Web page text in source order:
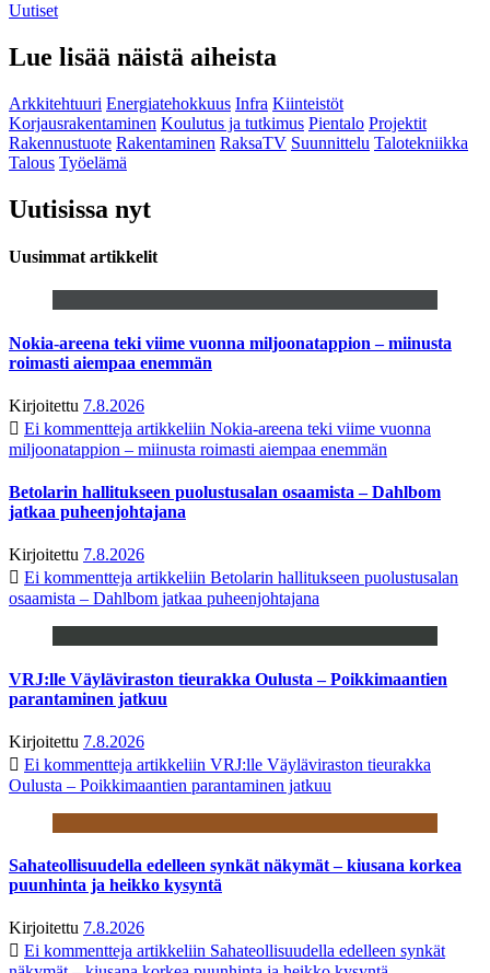
Uutiset
Lue lisää näistä aiheista
Arkkitehtuuri Energiatehokkuus Infra Kiinteistöt
Korjausrakentaminen Koulutus ja tutkimus Pientalo Projektit
Rakennustuote Rakentaminen RaksaTV Suunnittelu Talotekniikka
Talous Työelämä
Uutisissa nyt
Uusimmat artikkelit
Nokia-areena teki viime vuonna miljoonatappion – miinusta
roimasti aiempaa enemmän
Kirjoitettu 7.8.2026
Ei kommentteja artikkeliin Nokia-areena teki viime vuonna
miljoonatappion – miinusta roimasti aiempaa enemmän
Betolarin hallitukseen puolustusalan osaamista – Dahlbom
jatkaa puheenjohtajana
Kirjoitettu 7.8.2026
Ei kommentteja artikkeliin Betolarin hallitukseen puolustusalan
osaamista – Dahlbom jatkaa puheenjohtajana
VRJ:lle Väyläviraston tieurakka Oulusta – Poikkimaantien
parantaminen jatkuu
Kirjoitettu 7.8.2026
Ei kommentteja artikkeliin VRJ:lle Väyläviraston tieurakka
Oulusta – Poikkimaantien parantaminen jatkuu
Sahateollisuudella edelleen synkät näkymät – kiusana korkea
puunhinta ja heikko kysyntä
Kirjoitettu 7.8.2026
Ei kommentteja artikkeliin Sahateollisuudella edelleen synkät